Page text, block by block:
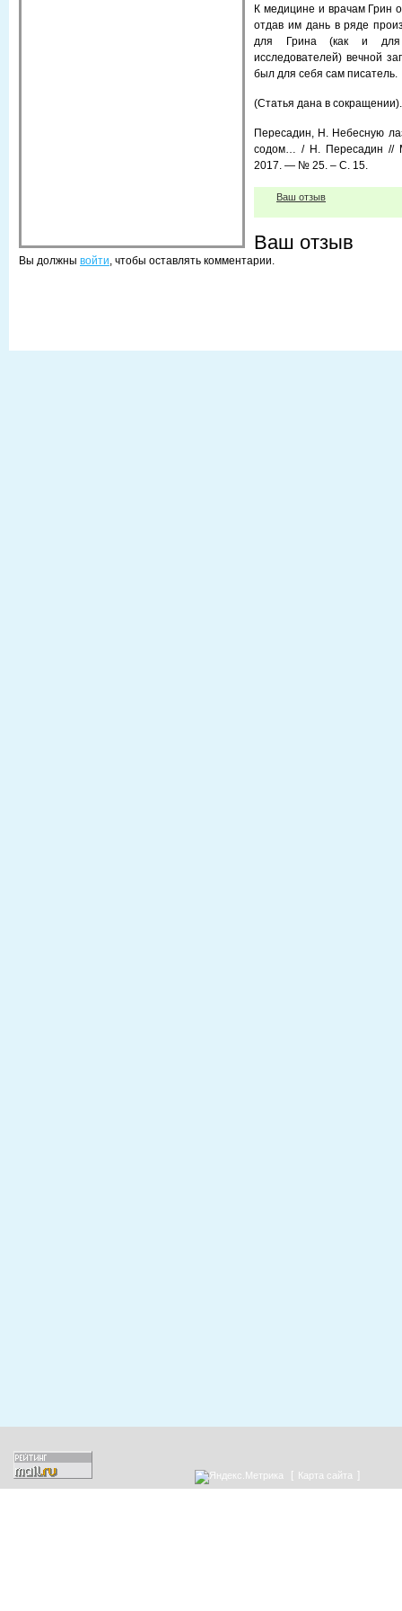
К медицине и врачам Грин
отдав им дань в ряде
для Грина (как и для
исследователей) вечной
был для себя сам писатель.
(Статья дана в сокращении).
Пересадин, Н. Небесную
содом… / Н. Пересадин //
2017. — № 25. – С. 15.
Ваш отзыв
Ваш отзыв
Вы должны войти, чтобы оставлять комментарии.
[ Карта сайта